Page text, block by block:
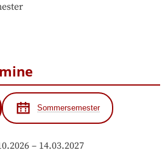
Sommersemester
– 14.03.2027